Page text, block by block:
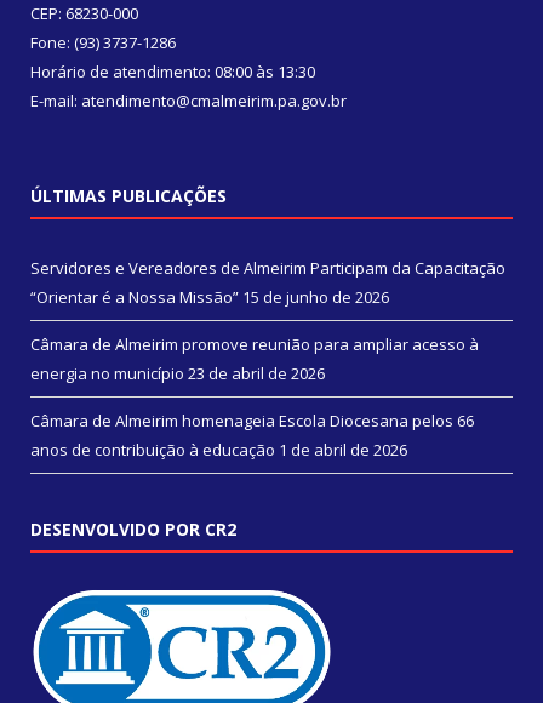
CEP: 68230-000
Fone: (93) 3737-1286
Horário de atendimento: 08:00 às 13:30
E-mail: atendimento@cmalmeirim.pa.gov.br
ÚLTIMAS PUBLICAÇÕES
Servidores e Vereadores de Almeirim Participam da Capacitação
“Orientar é a Nossa Missão” 15 de junho de 2026
Câmara de Almeirim promove reunião para ampliar acesso à
energia no município 23 de abril de 2026
Câmara de Almeirim homenageia Escola Diocesana pelos 66
anos de contribuição à educação 1 de abril de 2026
DESENVOLVIDO POR CR2